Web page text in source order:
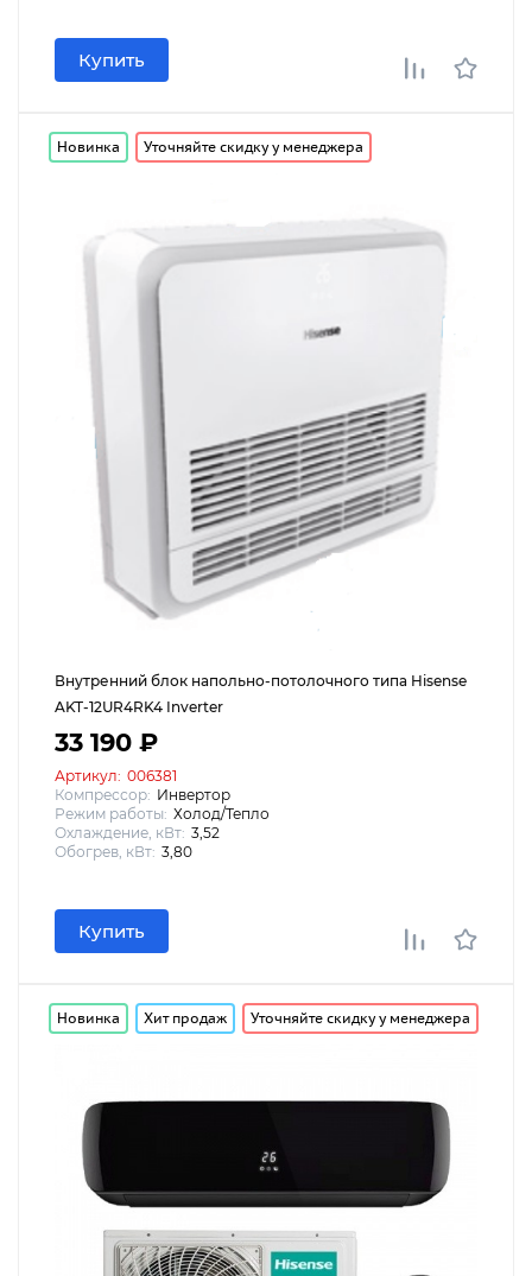
Купить
Новинка Уточняйте скидку у менеджера
Внутренний блок напольно-потолочного типа Hisense
AKT-12UR4RK4 Inverter
33 190 ₽
Артикул: 006381
Компрессор: Инвертор
Режим работы: Холод/Тепло
Охлаждение, кВт: 3,52
Обогрев, кВт: 3,80
Купить
Новинка Хит продаж Уточняйте скидку у менеджера